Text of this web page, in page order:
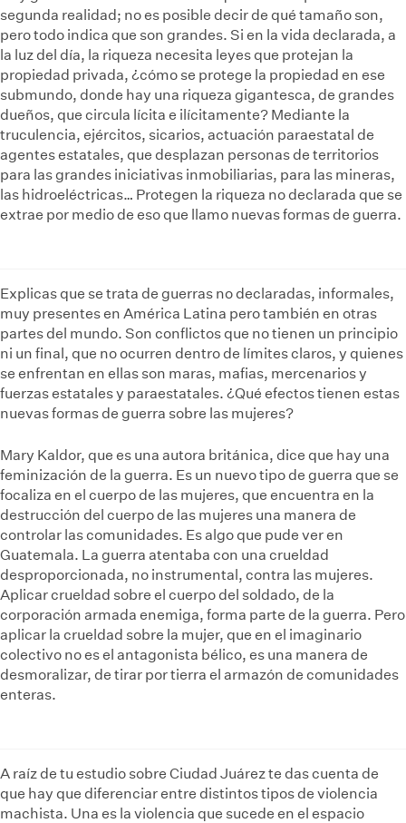
segunda realidad; no es posible decir de qué tamaño son,
pero todo indica que son grandes. Si en la vida declarada, a
la luz del día, la riqueza necesita leyes que protejan la
propiedad privada, ¿cómo se protege la propiedad en ese
submundo, donde hay una riqueza gigantesca, de grandes
dueños, que circula lícita e ilícitamente? Mediante la
truculencia, ejércitos, sicarios, actuación paraestatal de
agentes estatales, que desplazan personas de territorios
para las grandes iniciativas inmobiliarias, para las mineras,
las hidroeléctricas… Protegen la riqueza no declarada que se
extrae por medio de eso que llamo nuevas formas de guerra.
Explicas que se trata de guerras no declaradas, informales,
muy presentes en América Latina pero también en otras
partes del mundo. Son conflictos que no tienen un principio
ni un final, que no ocurren dentro de límites claros, y quienes
se enfrentan en ellas son maras, mafias, mercenarios y
fuerzas estatales y paraestatales. ¿Qué efectos tienen estas
nuevas formas de guerra sobre las mujeres?
Mary Kaldor, que es una autora británica, dice que hay una
feminización de la guerra. Es un nuevo tipo de guerra que se
focaliza en el cuerpo de las mujeres, que encuentra en la
destrucción del cuerpo de las mujeres una manera de
controlar las comunidades. Es algo que pude ver en
Guatemala. La guerra atentaba con una crueldad
desproporcionada, no instrumental, contra las mujeres.
Aplicar crueldad sobre el cuerpo del soldado, de la
corporación armada enemiga, forma parte de la guerra. Pero
aplicar la crueldad sobre la mujer, que en el imaginario
colectivo no es el antagonista bélico, es una manera de
desmoralizar, de tirar por tierra el armazón de comunidades
enteras.
A raíz de tu estudio sobre Ciudad Juárez te das cuenta de
que hay que diferenciar entre distintos tipos de violencia
machista. Una es la violencia que sucede en el espacio